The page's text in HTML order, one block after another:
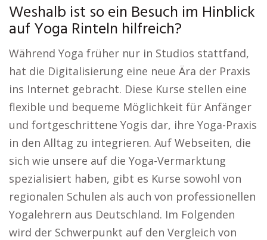
Weshalb ist so ein Besuch im Hinblick
auf Yoga Rinteln hilfreich?
Während Yoga früher nur in Studios stattfand,
hat die Digitalisierung eine neue Ära der Praxis
ins Internet gebracht. Diese Kurse stellen eine
flexible und bequeme Möglichkeit für Anfänger
und fortgeschrittene Yogis dar, ihre Yoga-Praxis
in den Alltag zu integrieren. Auf Webseiten, die
sich wie unsere auf die Yoga-Vermarktung
spezialisiert haben, gibt es Kurse sowohl von
regionalen Schulen als auch von professionellen
Yogalehrern aus Deutschland. Im Folgenden
wird der Schwerpunkt auf den Vergleich von